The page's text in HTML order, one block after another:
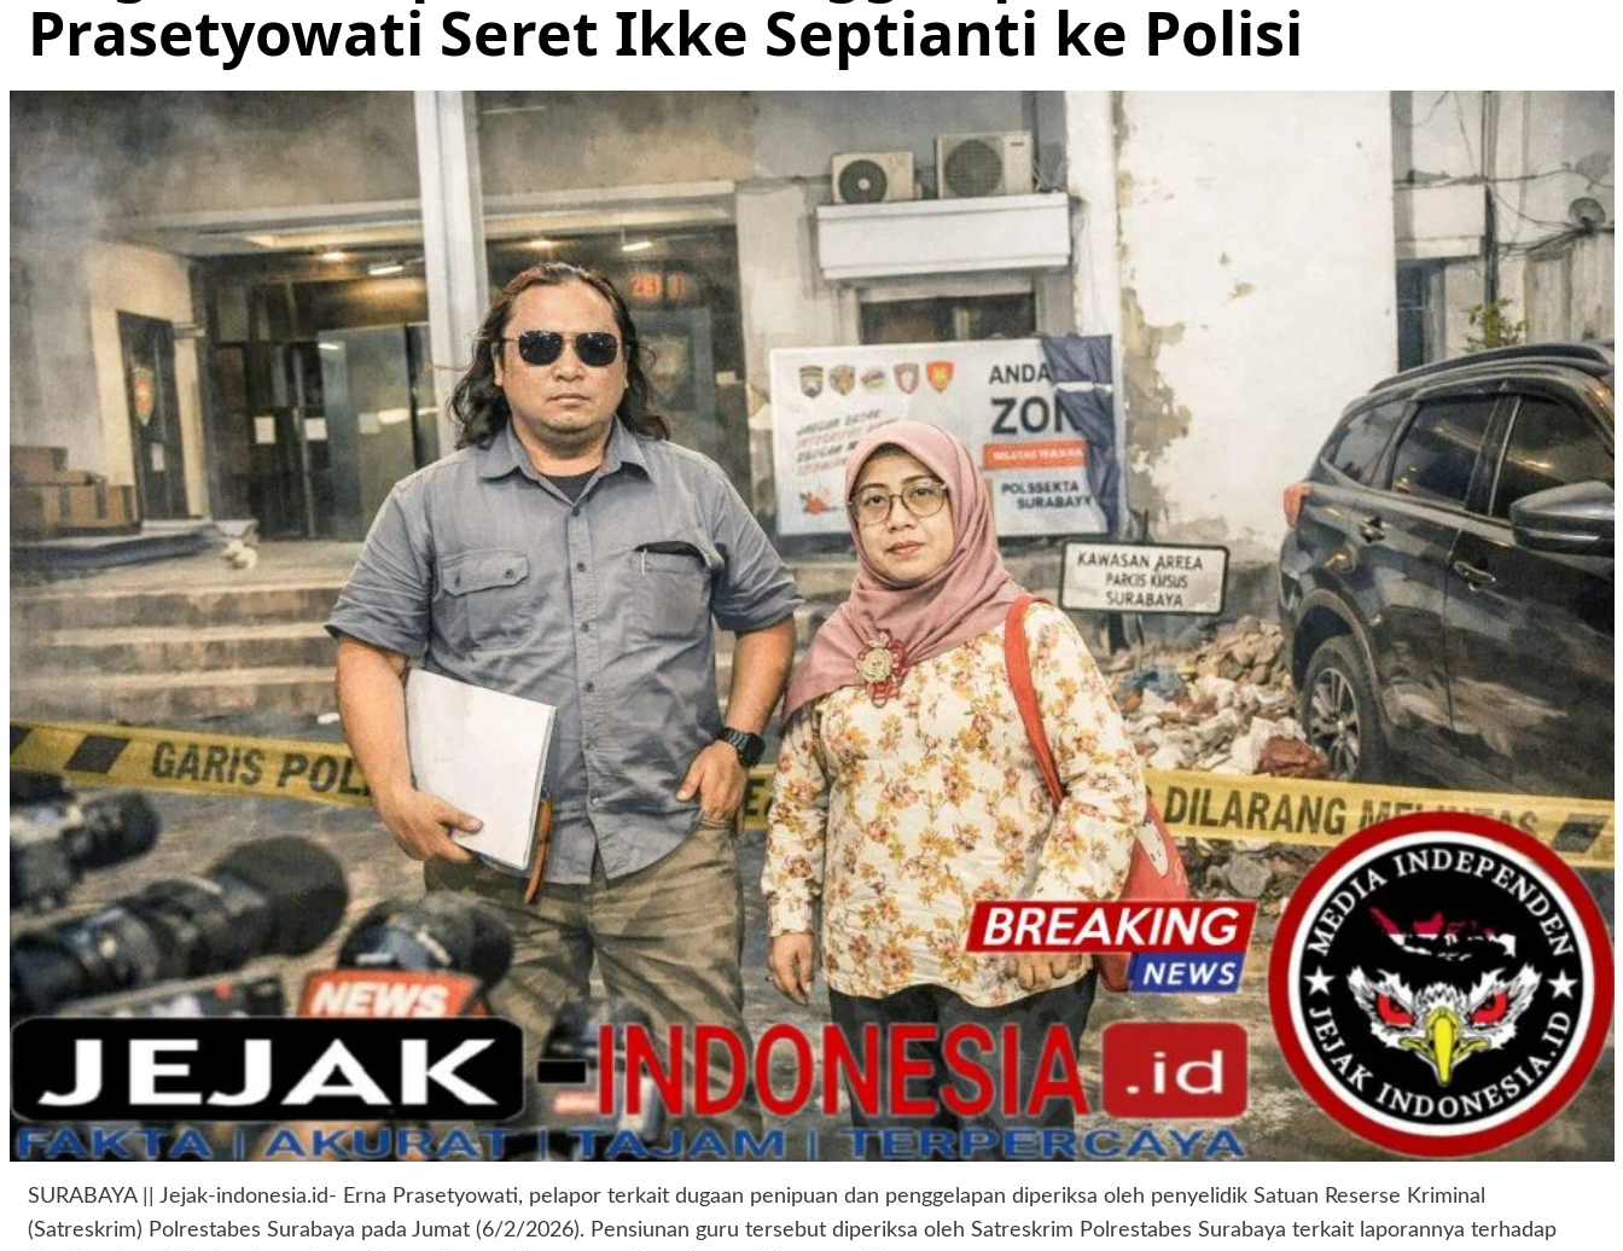
Prasetyowati Seret Ikke Septianti ke Polisi
SURABAYA || Jejak-indonesia.id- Erna Prasetyowati, pelapor terkait dugaan penipuan dan penggelapan diperiksa oleh penyelidik Satuan Reserse Kriminal
(Satreskrim) Polrestabes Surabaya pada Jumat (6/2/2026). Pensiunan guru tersebut diperiksa oleh Satreskrim Polrestabes Surabaya terkait laporannya terhadap